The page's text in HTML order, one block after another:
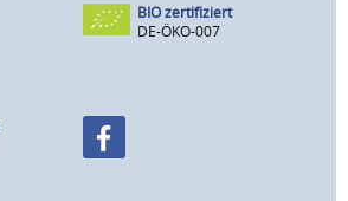
BIO zertifiziert
DE-ÖKO-007